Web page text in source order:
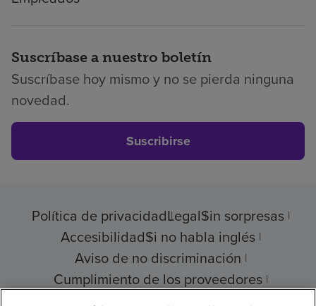
Suscríbase a nuestro boletín
Suscríbase hoy mismo y no se pierda ninguna
novedad.
Suscribirse
Política de privacidadLegalSin sorpresas
AccesibilidadSi no habla inglés
Aviso de no discriminación
Cumplimiento de los proveedores
Transparencia de precios